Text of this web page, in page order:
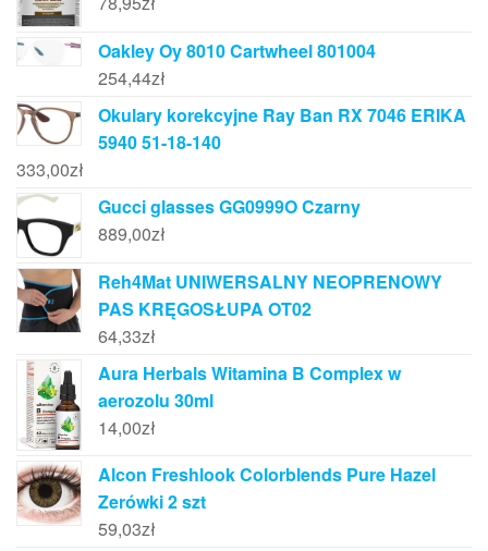
Oakley Oy 8010 Cartwheel 801004
254,44zł
Okulary korekcyjne Ray Ban RX 7046 ERIKA
5940 51-18-140
333,00zł
Gucci glasses GG0999O Czarny
889,00zł
Reh4Mat UNIWERSALNY NEOPRENOWY
PAS KRĘGOSŁUPA OT02
64,33zł
Aura Herbals Witamina B Complex w
aerozolu 30ml
14,00zł
Alcon Freshlook Colorblends Pure Hazel
Zerówki 2 szt
59,03zł